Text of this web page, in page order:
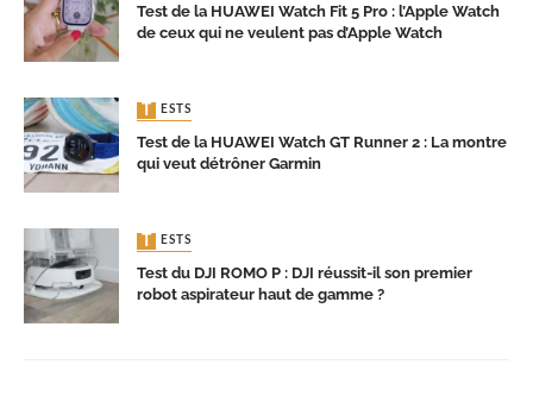
Test de la HUAWEI Watch Fit 5 Pro : l’Apple Watch
de ceux qui ne veulent pas d’Apple Watch
TESTS
Test de la HUAWEI Watch GT Runner 2 : La montre
qui veut détrôner Garmin
TESTS
Test du DJI ROMO P : DJI réussit-il son premier
robot aspirateur haut de gamme ?